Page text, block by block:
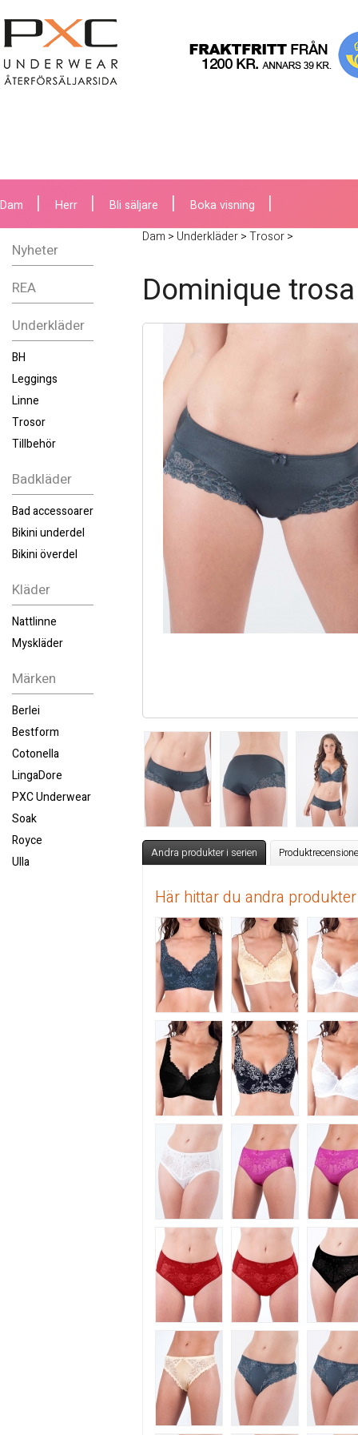
Dam Herr Bli säljare Boka visning
Nyheter
REA
Underkläder
BH
Leggings
Linne
Trosor
Tillbehör
Badkläder
Bad accessoarer
Bikini underdel
Bikini överdel
Kläder
Nattlinne
Myskläder
Märken
Berlei
Bestform
Cotonella
LingaDore
PXC Underwear
Soak
Royce
Ulla
Dam > Underkläder>Trosor>
Dominique
Andra produkter i serien
Här hittar du andra